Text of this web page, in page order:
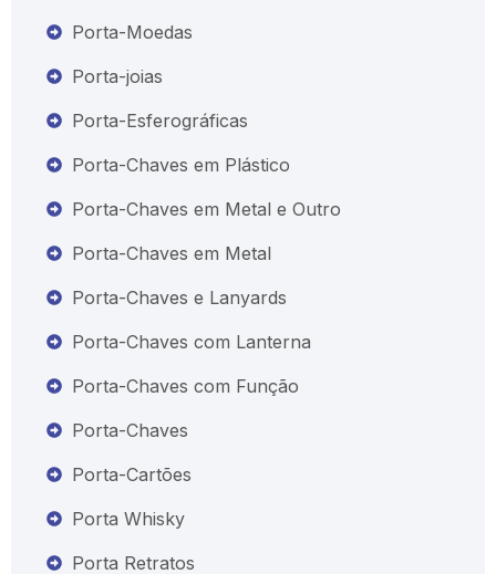
Porta-Moedas
Porta-joias
Porta-Esferográficas
Porta-Chaves em Plástico
Porta-Chaves em Metal e Outro
Porta-Chaves em Metal
Porta-Chaves e Lanyards
Porta-Chaves com Lanterna
Porta-Chaves com Função
Porta-Chaves
Porta-Cartões
Porta Whisky
Porta Retratos